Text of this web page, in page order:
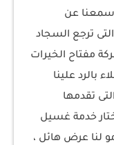
سمعنا عن
ترجع السجاد
مفتاح الخيرات
بالرد علينا
تقدمها
خدمة غسيل
لنا عرض هائل ،